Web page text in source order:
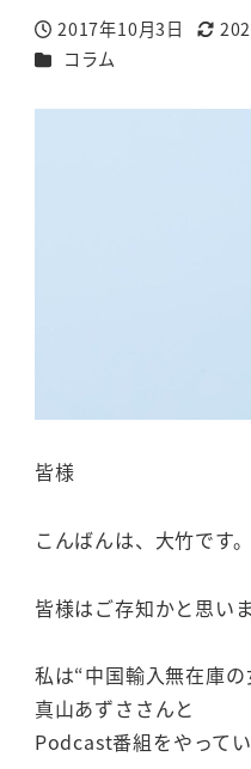
投稿日
2017年10月3日
更新日
カテゴリー
コラム
皆様
こんばんは、大竹です。
皆様はご存知かと思い
私は“中国輸入無在庫
真山あずささんと
Podcast番組をやって